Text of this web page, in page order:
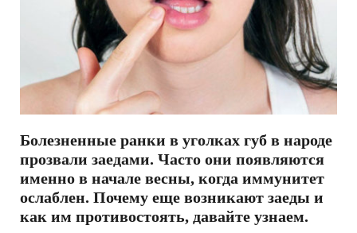
Болезненные ранки в уголках губ в народе
прозвали заедами. Часто они появляются
именно в начале весны, когда иммунитет
ослаблен. Почему еще возникают заеды и
как им противостоять, давайте узнаем.